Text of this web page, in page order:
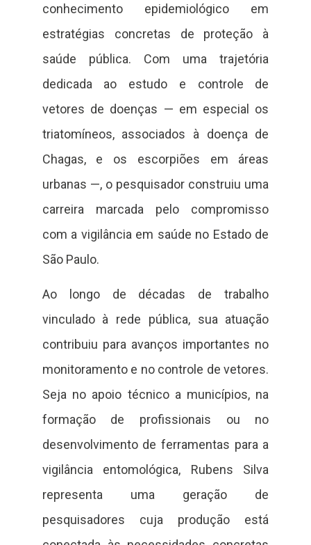
conhecimento epidemiológico em
estratégias concretas de proteção à
saúde pública. Com uma trajetória
dedicada ao estudo e controle de
vetores de doenças — em especial os
triatomíneos, associados à doença de
Chagas, e os escorpiões em áreas
urbanas —, o pesquisador construiu uma
carreira marcada pelo compromisso
com a vigilância em saúde no Estado de
São Paulo.
Ao longo de décadas de trabalho
vinculado à rede pública, sua atuação
contribuiu para avanços importantes no
monitoramento e no controle de vetores.
Seja no apoio técnico a municípios, na
formação de profissionais ou no
desenvolvimento de ferramentas para a
vigilância entomológica, Rubens Silva
representa uma geração de
pesquisadores cuja produção está